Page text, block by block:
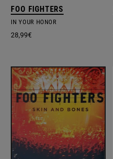
FOO FIGHTERS
IN YOUR HONOR
28,99€